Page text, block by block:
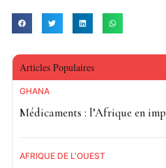
Articles Populaires
GHANA
Médicaments : l’Afrique en
AFRIQUE DE L'OUEST